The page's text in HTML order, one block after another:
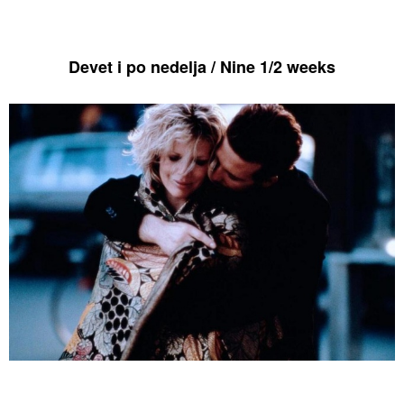
Devet i po nedelja / Nine 1/2 weeks